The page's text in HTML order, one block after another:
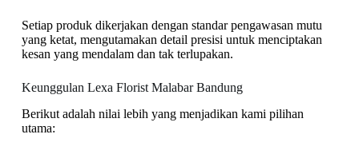
Setiap produk dikerjakan dengan standar pengawasan mutu
yang ketat, mengutamakan detail presisi untuk menciptakan
kesan yang mendalam dan tak terlupakan.
Keunggulan Lexa Florist Malabar Bandung
Berikut adalah nilai lebih yang menjadikan kami pilihan
utama: